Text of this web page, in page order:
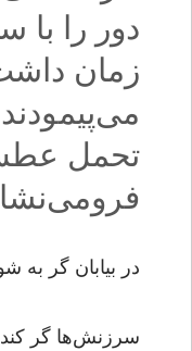
دور را با
زمان
تحمل
در بیابان گر به
سرزنش‌ها گر کند